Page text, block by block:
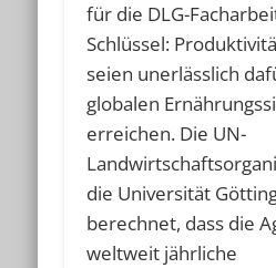
für die DLG-
Schlüssel:
seien unerlässlich
globalen
erreichen. Die UN-
die Universität
berechnet, dass die
weltweit jährliche